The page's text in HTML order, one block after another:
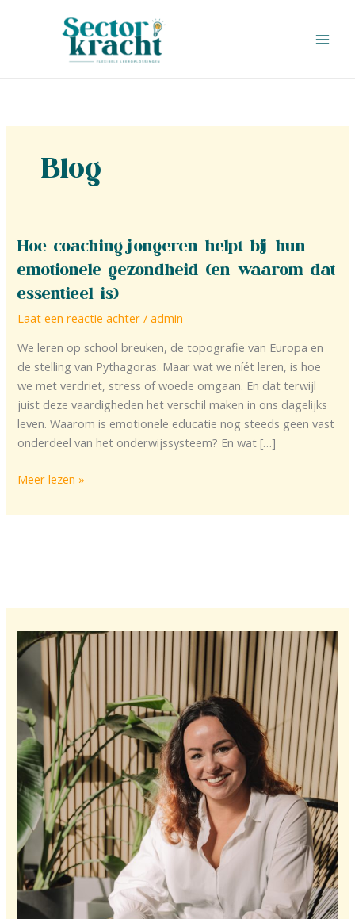
Blog
Hoe coaching jongeren helpt bij hun
emotionele gezondheid (en waarom dat
essentieel is)
Laat een reactie achter /admin
We leren op school breuken, de topografie van Europa en
de stelling van Pythagoras. Maar wat we níét leren, is hoe
we met verdriet, stress of woede omgaan. En dat terwijl
juist deze vaardigheden het verschil maken in ons dagelijks
leven. Waarom is emotionele educatie nog steeds geen vast
onderdeel van het onderwijssysteem? En wat […]
Hoe
coaching
helpt
bij
emotionele
gezondheid
waarom
is)
Meer lezen »